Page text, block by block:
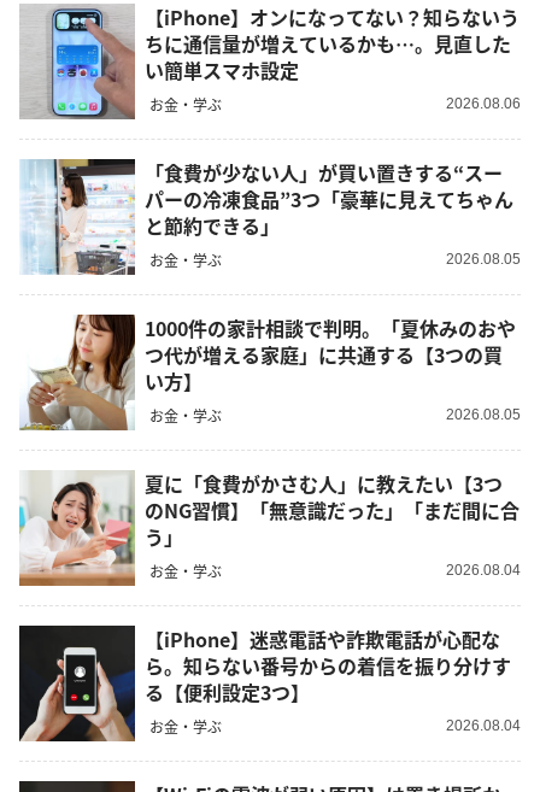
【iPhone】オンになってない？知らないう
ちに通信量が増えているかも…。見直した
い簡単スマホ設定
お金・学ぶ 2026.08.06
「食費が少ない人」が買い置きする“スー
パーの冷凍食品”3つ「豪華に見えてちゃん
と節約できる」
お金・学ぶ 2026.08.05
1000件の家計相談で判明。「夏休みのおや
つ代が増える家庭」に共通する【3つの買
い方】
お金・学ぶ 2026.08.05
夏に「食費がかさむ人」に教えたい【3つ
のNG習慣】「無意識だった」「まだ間に合
う」
お金・学ぶ 2026.08.04
【iPhone】迷惑電話や詐欺電話が心配な
ら。知らない番号からの着信を振り分けす
る【便利設定3つ】
お金・学ぶ 2026.08.04